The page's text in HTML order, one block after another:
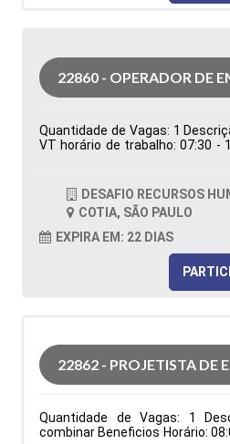
22860 - OPERADOR DE
Quantidade de Vagas: 1
VT horário de trabalho: 07:30 -
Logística Período:
Características
DESAFIO RECURSOS
COTIA, SÃO PAULO
EXPIRA EM: 22 DIAS
22862 - PROJETISTA DE
Quantidade de Vagas: 1
combinar Beneficios Horário: